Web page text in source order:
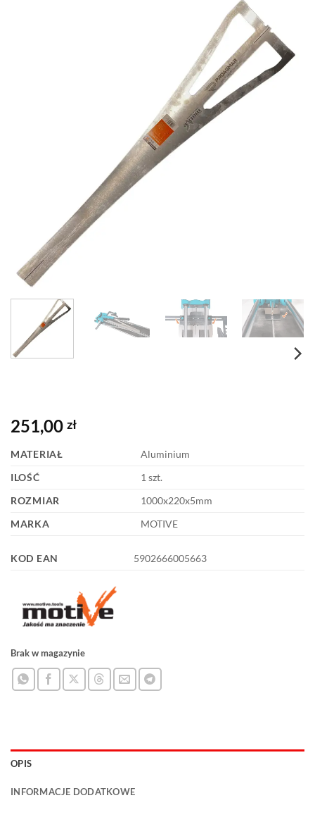
251,00 zł
MATERIAŁ
Aluminium
ILOŚĆ
1 szt.
ROZMIAR
1000x220x5mm
MARKA
MOTIVE
KOD EAN 5902666005663
Brak w magazynie
OPIS
INFORMACJE DODATKOWE